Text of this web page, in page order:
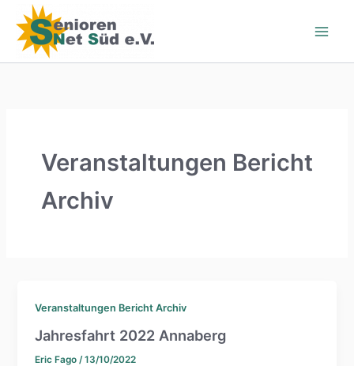
Inhalt
springen
Veranstaltungen Bericht
Archiv
Veranstaltungen Bericht Archiv
Jahresfahrt 2022 Annaberg
Eric Fago /13/10/2022